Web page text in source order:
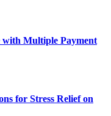
with Multiple Payment
for Stress Relief on